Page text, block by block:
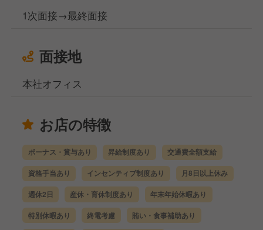
1次面接→最終面接
面接地
本社オフィス
お店の特徴
ボーナス・賞与あり 昇給制度あり 交通費全額支給
資格手当あり インセンティブ制度あり 月8日以上休み
週休2日 産休・育休制度あり 年末年始休暇あり
特別休暇あり 終電考慮 賄い・食事補助あり